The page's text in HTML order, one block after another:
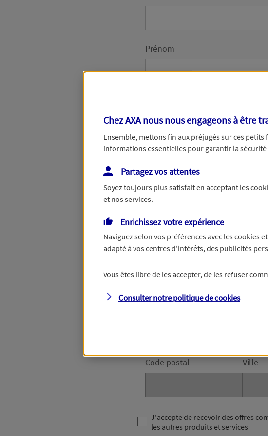
Prénom
Numéro de téléphone
Votre numéro de téléphone et votre
Votre domicile
Code postal Ville
J'accepte de recevoir des offres
les autres produits et services.
Chez AXA nous nous engageons à être
Ensemble, mettons fin aux préjugés sur ces
informations essentielles pour garantir la
Partagez vos attentes
Soyez toujours plus satisfait en acceptant les
et nos services.
Enrichissez votre expérience
Naviguez selon vos préférences avec les cookies
adapté à vos centres d'intérêts, des publicités
Vous êtes libre de les accepter, de les refuser
Consulter notre politique decookies